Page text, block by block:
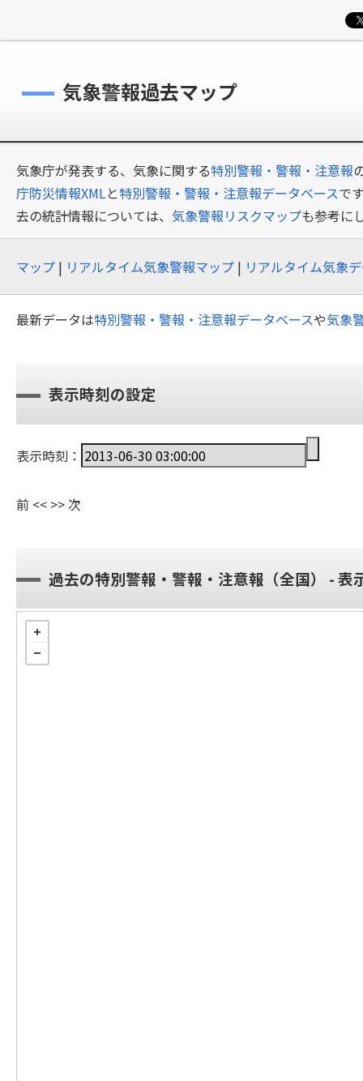
気象警報過去マップ
気象庁が発表する、気象に関する特別警報・警報・注意報
庁防災情報XMLと特別警報・警報・注意報データベースで
去の統計情報については、 気象警報リスクマップも参考に
マップ | リアルタイム気象警報マップ | リアルタイム気象
最新データは特別警報・警報・注意報データベースや気象
表示時刻の設定
表示時刻：
前 << >>次
過去の特別警報・警報・注意報（全国） - 表